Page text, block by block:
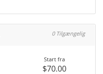
0 Tilgængelig
Start fra
$70.00